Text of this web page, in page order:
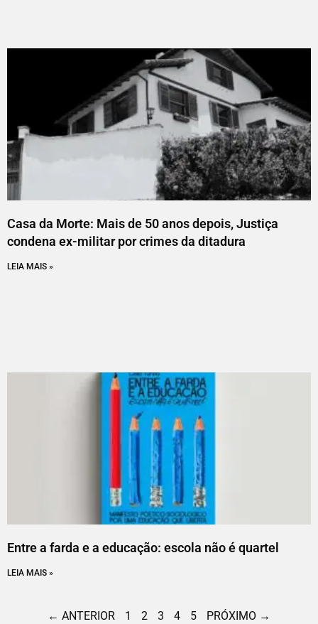
Casa da Morte: Mais de 50 anos depois, Justiça
condena ex-militar por crimes da ditadura
LEIA MAIS »
Entre a farda e a educação: escola não é quartel
LEIA MAIS »
← ANTERIOR 1 2 3 4 5 PRÓXIMO →